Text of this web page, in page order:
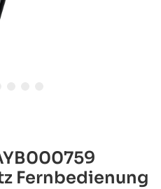
Fernbedienung